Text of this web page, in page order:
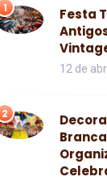
1
Festa
12 de
2